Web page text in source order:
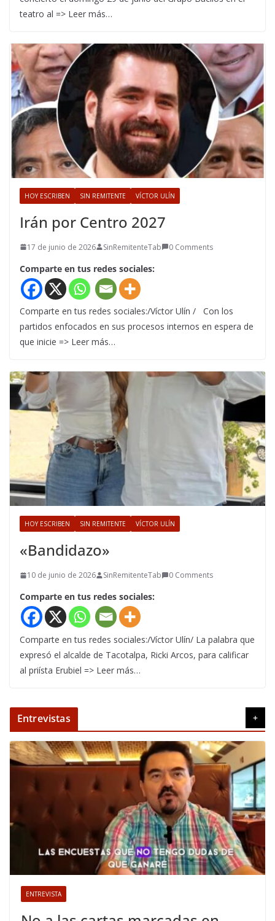
teatro al => Leer más…
HOY ESCRIBEN SIN REMITENTE VÍCTOR ULÍN
Irán por Centro 2027
17 de junio de 2026 SinRemitenteTab 0 Comments
Comparte en tus redes sociales:
Comparte en tus redes sociales:/Víctor Ulín / Con los
partidos enfocados en sus procesos internos en espera de
que inicie => Leer más…
HOY ESCRIBEN SIN REMITENTE VÍCTOR ULÍN
«Bandidazo»
10 de junio de 2026 SinRemitenteTab 0 Comments
Comparte en tus redes sociales:
Comparte en tus redes sociales:/Víctor Ulín/ La palabra que
expresó el alcalde de Tacotalpa, Ricki Arcos, para calificar
al priísta Erubiel => Leer más…
Entrevistas +
ENTREVISTA